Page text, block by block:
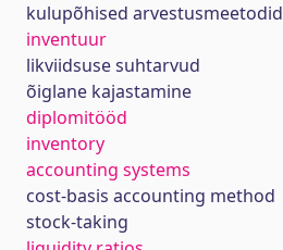
kulupõhised arvestusmeetodid
inventuur
likviidsuse suhtarvud
õiglane kajastamine
diplomitööd
inventory
accounting systems
cost-basis accounting method
stock-taking